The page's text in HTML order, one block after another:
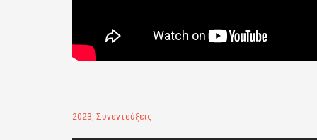
2023, Συνεντεύξεις